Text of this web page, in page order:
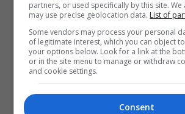
partners, or used specifically by this site.
may use precise geolocation data. List of
Some vendors may process your personal
of legitimate interest, which you can object
your options below. Look for a link at the
or in the site menu to manage or withdraw
and cookie settings.
Consent